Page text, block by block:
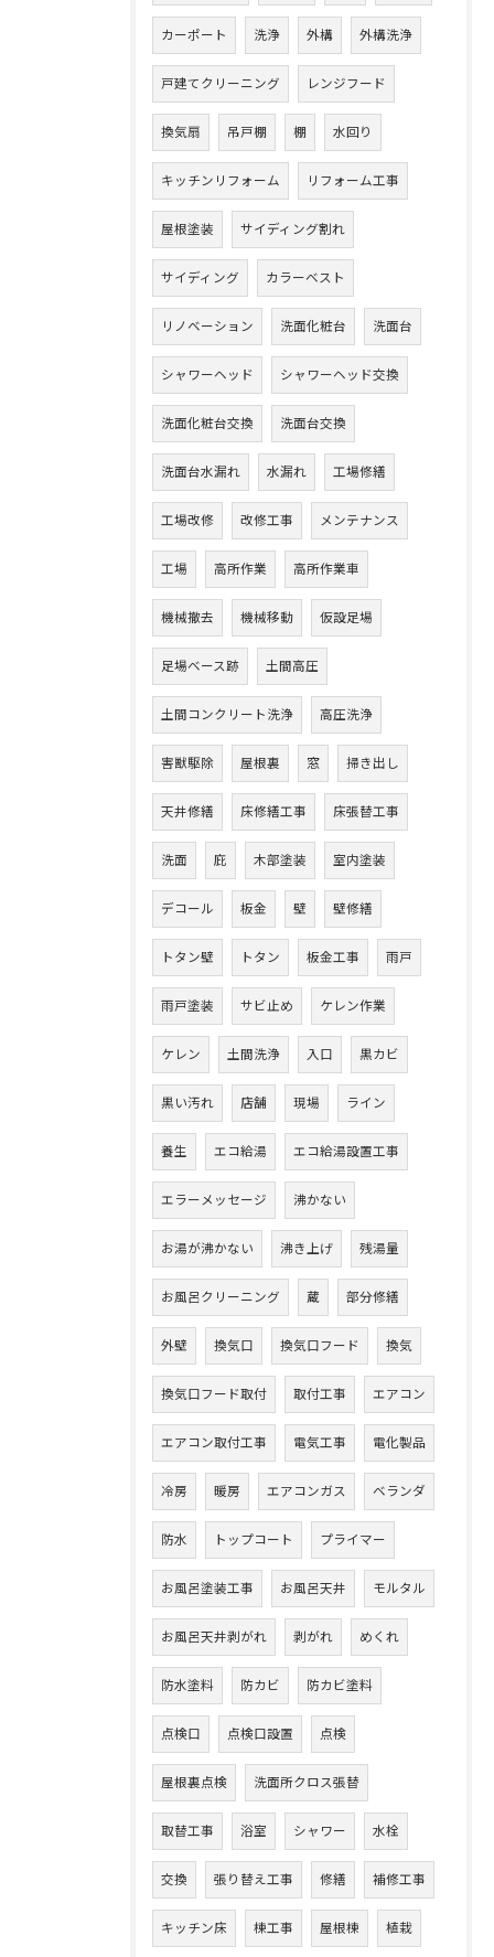
カーポート 洗浄 外構 外構洗浄
戸建てクリーニング レンジフード
換気扇 吊戸棚 棚 水回り
キッチンリフォーム リフォーム工事
屋根塗装 サイディング割れ
サイディング カラーベスト
リノベーション 洗面化粧台 洗面台
シャワーヘッド シャワーヘッド交換
洗面化粧台交換 洗面台交換
洗面台水漏れ 水漏れ 工場修繕
工場改修 改修工事 メンテナンス
工場 高所作業 高所作業車
機械撤去 機械移動 仮設足場
足場ベース跡 土間高圧
土間コンクリート洗浄 高圧洗浄
害獣駆除 屋根裏 窓 掃き出し
天井修繕 床修繕工事 床張替工事
洗面 庇 木部塗装 室内塗装
デコール 板金 壁 壁修繕
トタン壁 トタン 板金工事 雨戸
雨戸塗装 サビ止め ケレン作業
ケレン 土間洗浄 入口 黒カビ
黒い汚れ 店舗 現場 ライン
養生 エコ給湯 エコ給湯設置工事
エラーメッセージ 沸かない
お湯が沸かない 沸き上げ 残湯量
お風呂クリーニング 蔵 部分修繕
外壁 換気口 換気口フード 換気
換気口フード取付 取付工事 エアコン
エアコン取付工事 電気工事 電化製品
冷房 暖房 エアコンガス ベランダ
防水 トップコート プライマー
お風呂塗装工事 お風呂天井 モルタル
お風呂天井剥がれ 剥がれ めくれ
防水塗料 防カビ 防カビ塗料
点検口 点検口設置 点検
屋根裏点検 洗面所クロス張替
取替工事 浴室 シャワー 水栓
交換 張り替え工事 修繕 補修工事
キッチン床 棟工事 屋根棟 植栽